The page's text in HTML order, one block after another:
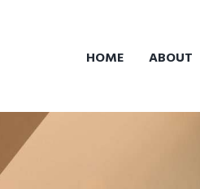
HOME ABOUT